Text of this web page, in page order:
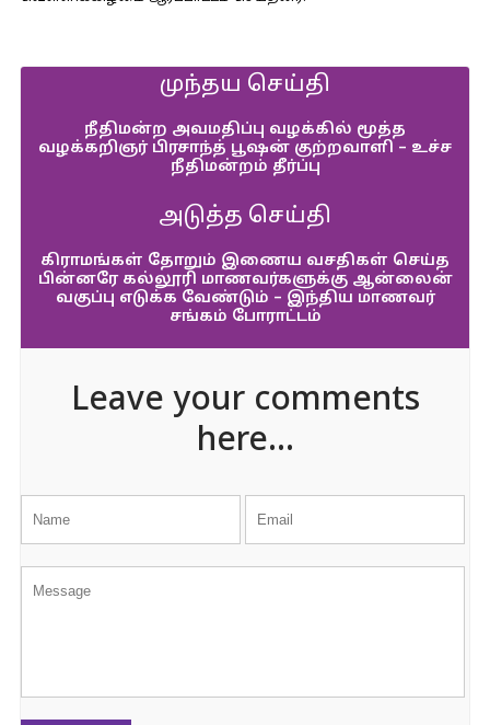
முந்தய செய்தி
நீதிமன்ற அவமதிப்பு வழக்கில் மூத்த
வழக்கறிஞர் பிரசாந்த் பூஷன் குற்றவாளி – உச்ச
நீதிமன்றம் தீர்ப்பு
அடுத்த செய்தி
கிராமங்கள் தோறும் இணைய வசதிகள் செய்த
பின்னரே கல்லூரி மாணவர்களுக்கு ஆன்லைன்
வகுப்பு எடுக்க வேண்டும் – இந்திய மாணவர்
சங்கம் போராட்டம்
Leave your comments
here...